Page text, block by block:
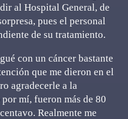
al Hospital General, de
pues el personal
de su tratamiento.
con un cáncer bastante
que me dieron en el
agradecerle a la
mí, fueron más de 80
Realmente me